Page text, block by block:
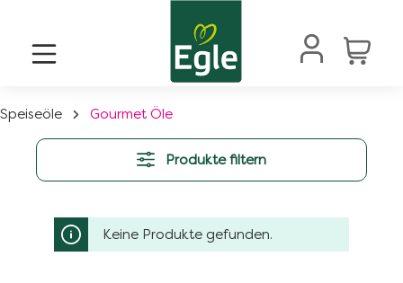
Speiseöle Gourmet Öle
Produkte filtern
Keine Produkte gefunden.